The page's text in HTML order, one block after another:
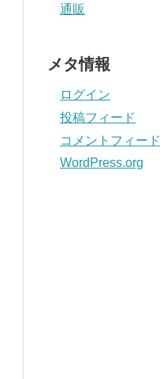
通販
メタ情報
ログイン
投稿フィード
コメントフィード
WordPress.org